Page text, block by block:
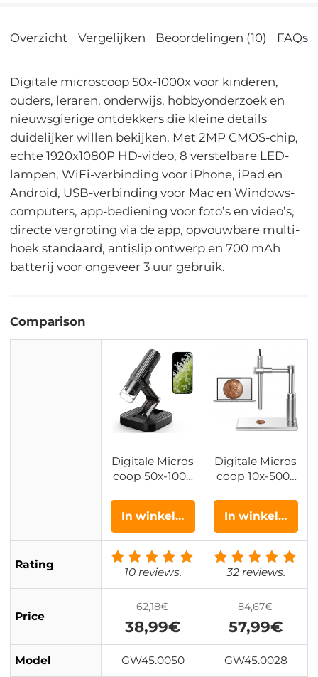
Overzicht Vergelijken Beoordelingen (10) FAQs
Digitale microscoop 50x-1000x voor kinderen,
ouders, leraren, onderwijs, hobbyonderzoek en
nieuwsgierige ontdekkers die kleine details
duidelijker willen bekijken. Met 2MP CMOS-chip,
echte 1920x1080P HD-video, 8 verstelbare LED-
lampen, WiFi-verbinding voor iPhone, iPad en
Android, USB-verbinding voor Mac en Windows-
computers, app-bediening voor foto’s en video’s,
directe vergroting via de app, opvouwbare multi-
hoek standaard, antislip ontwerp en 700 mAh
batterij voor ongeveer 3 uur gebruik.
Comparison
Digitale Micros
coop 50x-1000
Handheld met
WiFi, USB en 8
LED-lampen
Digitale Micros
coop 10x-500x
en PCB, Handh
eld met USB en
6 LED-lampen
In winkelwagen In
Rating
10 reviews. 32 reviews.
Price
62,18€
38,99€
84,67€
57,99€
Model GW45.0050 GW45.0028